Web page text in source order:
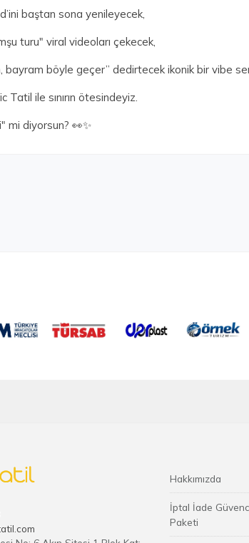
baştan sona yenileyecek,
turu" viral videoları çekecek,
bayram böyle geçer” dedirtecek ikonik bir vibe
Tatil ile sınırın ötesindeyiz.
mi diyorsun? 👀✨
Hakkımızda
İptal İade
Paketi